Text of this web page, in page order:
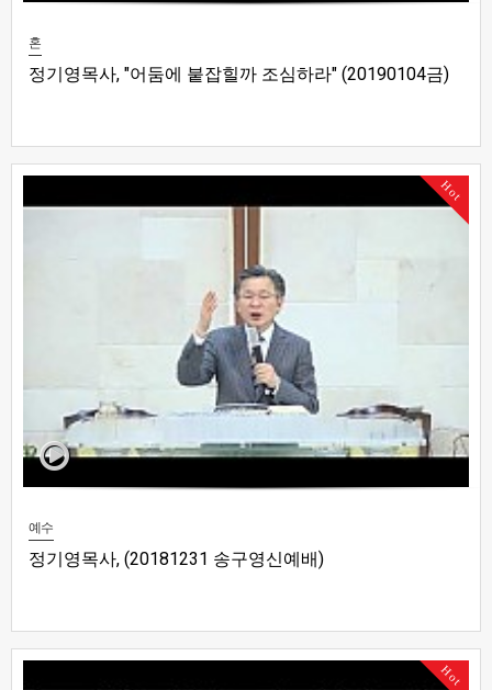
혼
정기영목사, "어둠에 붙잡힐까 조심하라" (20190104금)
Hot
예수
정기영목사, (20181231 송구영신예배)
Hot